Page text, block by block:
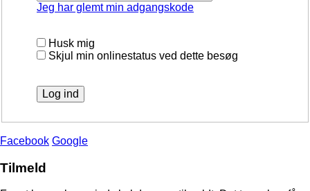
Jeg har glemt min adgangskode
Husk mig
Skjul min onlinestatus ved dette besøg
Facebook Google
Tilmeld